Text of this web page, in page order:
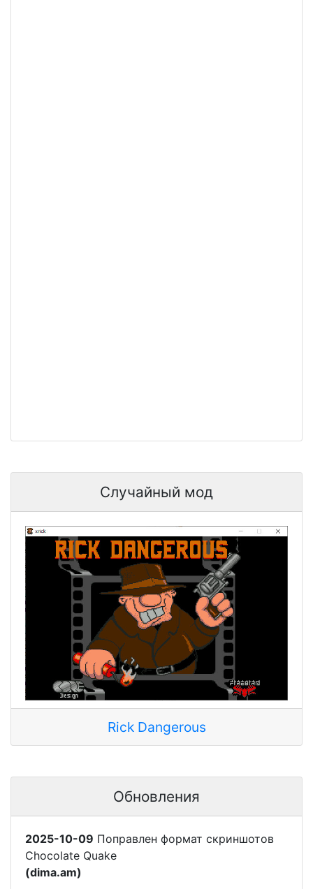
Случайный мод
Rick Dangerous
Обновления
2025-10-09 Поправлен формат скриншотов
Chocolate Quake
(dima.am)